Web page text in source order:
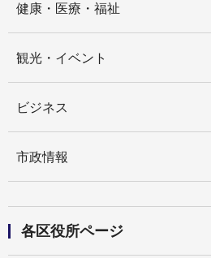
健康・医療・福祉
観光・イベント
ビジネス
市政情報
各区役所ページ